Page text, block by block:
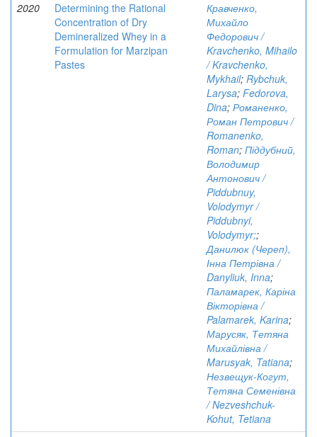
2020
Determining the Rational
Concentration of Dry
Demineralized Whey in a
Formulation for Marzipan
Pastes
Кравченко,
Михайло
Федорович /
Kravchenko, Mihailo
/ Kravchenko,
Mykhail; Rybchuk,
Larysa; Fedorova,
Dina; Романенко,
Роман Петрович /
Romanenko,
Roman; Піддубний,
Володимир
Антонович /
Piddubnuy,
Volodymyr /
Piddubnyi,
Volodymyr;;
Данилюк (Череп),
Інна Петрівна /
Danyliuk, Inna;
Паламарек, Каріна
Вікторівна /
Palamarek, Karina;
Марусяк, Тетяна
Михайлівна /
Marusyak, Tatiana;
Незвещук-Когут,
Тетяна Семенівна
/ Nezveshchuk-
Kohut, Tetiana